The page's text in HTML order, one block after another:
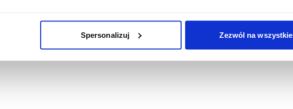
Spersonalizuj Zezwól na wszystkie